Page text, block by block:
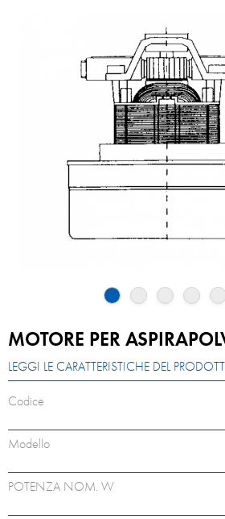
MOTORE PER
LEGGI LE CARATTERISTICHE DEL
Codice
Modello
POTENZA NOM. W